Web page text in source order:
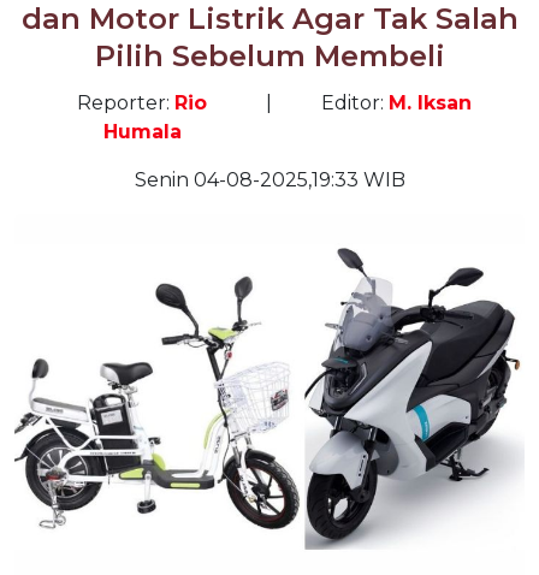
dan Motor Listrik Agar Tak Salah
Pilih Sebelum Membeli
Reporter: Rio
Humala
Editor: M. Iksan
Senin 04-08-2025,19:33 WIB